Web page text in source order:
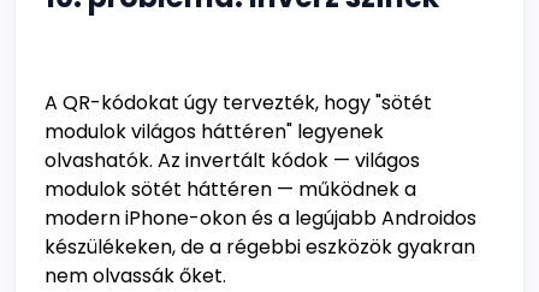
A QR-kódokat úgy tervezték, hogy "sötét
modulok világos háttéren" legyenek
olvashatók. Az invertált kódok — világos
modulok sötét háttéren — működnek a
modern iPhone-okon és a legújabb Androidos
készülékeken, de a régebbi eszközök gyakran
nem olvassák őket.